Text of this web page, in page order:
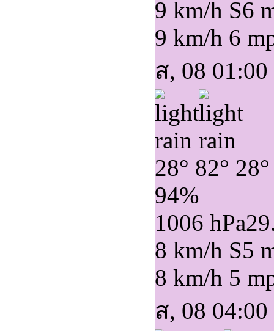
9 km/h S6
9 km/h 6
ส, 08 01:00
28° 82° 28°
94%
1006 hPa
8 km/h S5
8 km/h 5
ส, 08 04:00